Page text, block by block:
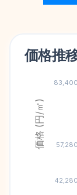
価格推
42,280
57,280
83,400
価格 (円/㎡)